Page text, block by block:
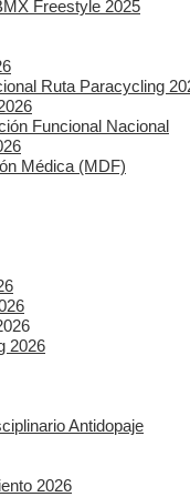
Freestyle 2025
Ruta Paracycling
Funcional Nacional
Médica (MDF)
2026
Antidopaje
2026